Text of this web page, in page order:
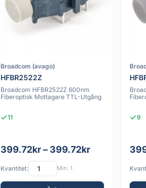
Broadcom (avago)
HFBR2522Z
Broadcom HFBR2522Z 600nm
Fiberoptisk Mottagare TTL-Utgång
11
399.72kr – 399.72kr
Kvantitet: Min: 1
9